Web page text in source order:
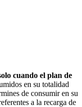
cuando el plan de
en su totalidad
de consumir en su
a la recarga de